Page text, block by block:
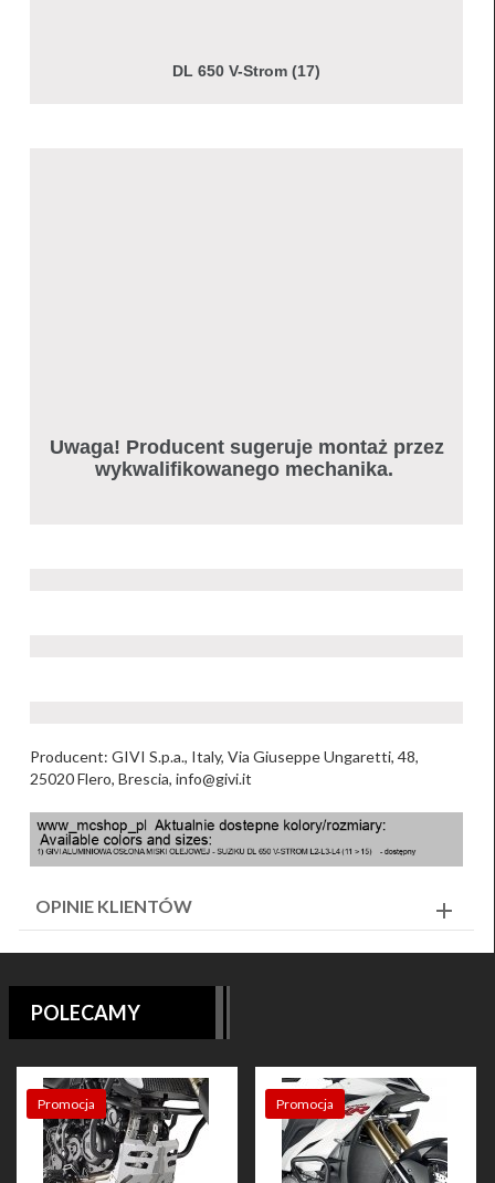
DL 650 V-Strom (17)
Uwaga! Producent sugeruje montaż przez
wykwalifikowanego mechanika.
Producent: GIVI S.p.a., Italy, Via Giuseppe Ungaretti, 48,
25020 Flero, Brescia, info@givi.it
OPINIE KLIENTÓW
POLECAMY
Promocja Promocja